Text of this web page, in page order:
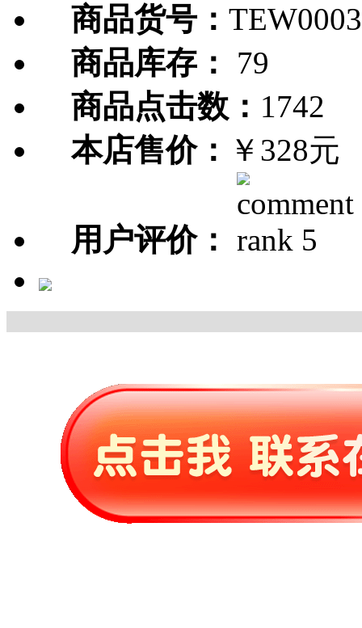
商品货号：
商品库存：
79
商品点击数： 1742
本店售价： ￥328元
用户评价：